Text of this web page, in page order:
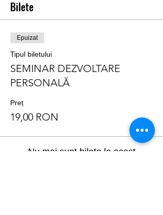
Bilete
Epuizat
Tipul biletului
SEMINAR DEZVOLTARE
PERSONALĂ
Preț
19,00 RON
Nu mai sunt bilete la acest